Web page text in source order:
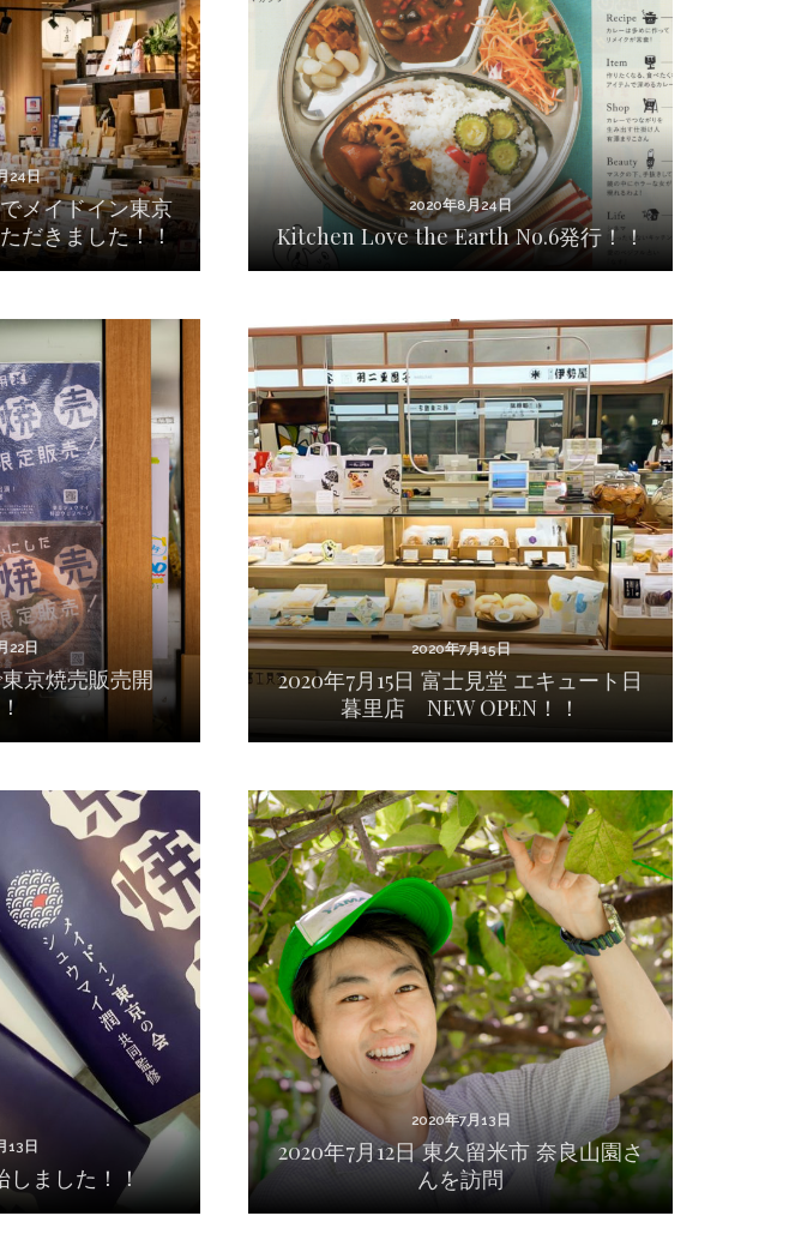
イドイン東京の会コ
きました！！
24日
メイドイン東京
だきました！！
2020年8月24日
Kitchen Love the Earth No.6発行！！
2020年8月24日
Kitchen Love the Earth No.6発行！！
22日
焼売販売開始！！
22日
京焼売販売開
2020年7月15日
2020年7月15日 富士見堂 エキュート日暮里
店 NEW OPEN！！
2020年7月15日
2020年7月15日 富士見堂 エキュート日
暮里店 NEW OPEN！！
13日
ました！！
13日
しました！！
2020年7月13日
2020年7月12日 東久留米市 奈良山園さんを訪
問
2020年7月13日
2020年7月12日 東久留米市 奈良山園さ
んを訪問